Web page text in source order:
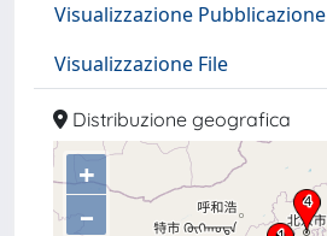
Visualizzazione Pubblicazione
Visualizzazione File
Distribuzione geografica
+
–